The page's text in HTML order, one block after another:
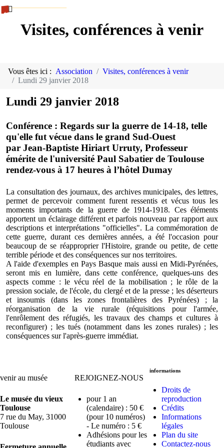
Visites, conférences à venir
Vous êtes ici : Association
Visites, conférences à venir
Lundi 29 janvier 2018
Lundi 29 janvier 2018
Conférence : Regards sur la guerre de 14-18, telle
qu'elle fut vécue dans le grand Sud-Ouest
par Jean-Baptiste Hiriart Urruty, Professeur
émérite de l'université Paul Sabatier de Toulouse
rendez-vous à 17 heures à l’hôtel Dumay
La consultation des journaux, des archives municipales, des lettres,
permet de percevoir comment furent ressentis et vécus tous les
moments importants de la guerre de 1914-1918. Ces éléments
apportent un éclairage différent et parfois nouveau par rapport aux
descriptions et interprétations "officielles". La commémoration de
cette guerre, durant ces dernières années, a été l'occasion pour
beaucoup de se réapproprier l'Histoire, grande ou petite, de cette
terrible période et des conséquences sur nos territoires.
A l'aide d'exemples en Pays Basque mais aussi en Midi-Pyrénées,
seront mis en lumière, dans cette conférence, quelques-uns des
aspects comme : le vécu réel de la mobilisation ; le rôle de la
pression sociale, de l'école, du clergé et de la presse ; les déserteurs
et insoumis (dans les zones frontalières des Pyrénées) ; la
réorganisation de la vie rurale (réquisitions pour l'armée,
l'enrôlement des réfugiés, les travaux des champs et cultures à
reconfigurer) ; les tués (notamment dans les zones rurales) ; les
conséquences sur l'après-guerre immédiat.
venir au musée
Le musée du vieux
Toulouse
7 rue du May, 31000
Toulouse
REJOIGNEZ-NOUS
pour 1 an
(calendaire) : 50 €
(pour 10 numéros)
- Le numéro : 5 €
Adhésions pour les
étudiants avec
informations
Droits de
reproduction
Crédits
Informations
légales
Plan du site
Contactez-nous